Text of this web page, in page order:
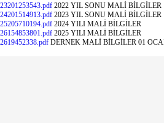
2022 YIL SONU MALİ BİLGİLER
2023 YIL SONU MALİ BİLGİLER
2024 YILI MALİ BİLGİLER
2025 YILI MALİ BİLGİLER
DERNEK MALİ BİLGİLER 01